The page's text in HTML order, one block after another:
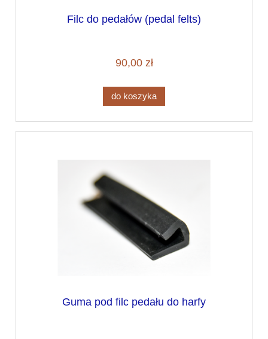
Filc do pedałów (pedal felts)
90,00 zł
do koszyka
Guma pod filc pedału do harfy